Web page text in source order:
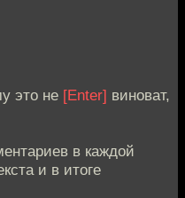
это не [Enter] виноват,
в каждой
и в итоге